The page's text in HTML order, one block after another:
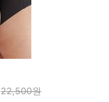
22,500원